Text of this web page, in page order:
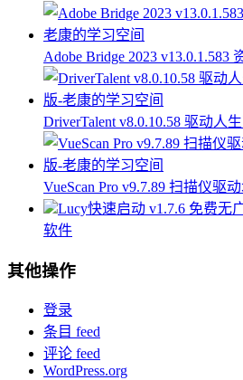
Adobe Bridge 2023 v13.0.1.583
DriverTalent v8.0.10.58 驱动人
VueScan Pro v9.7.89 扫描仪驱
Lucy快速启动 v1.7.6 免费无
软件
其他操作
登录
条目 feed
评论 feed
WordPress.org